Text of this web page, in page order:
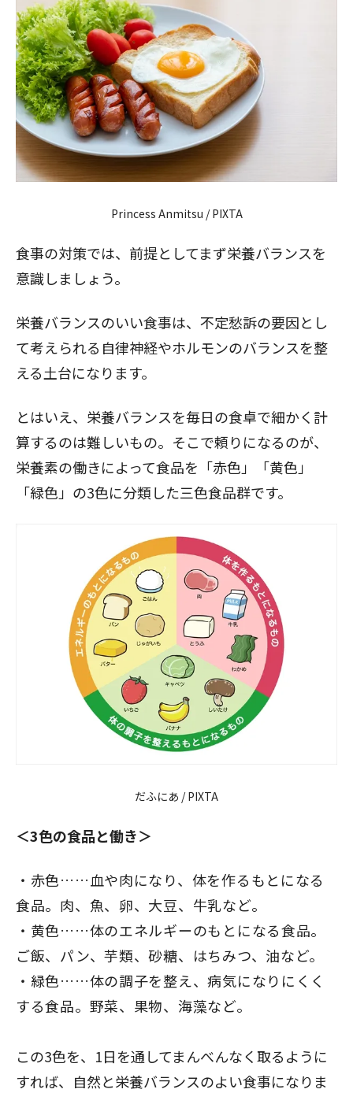
Princess Anmitsu / PIXTA
食事の対策では、前提としてまず栄養バランスを
意識しましょう。
栄養バランスのいい食事は、不定愁訴の要因とし
て考えられる自律神経やホルモンのバランスを整
える土台になります。
とはいえ、栄養バランスを毎日の食卓で細かく計
算するのは難しいもの。そこで頼りになるのが、
栄養素の働きによって食品を「赤色」「黄色」
「緑色」の3色に分類した三色食品群です。
だふにあ / PIXTA
＜3色の食品と働き＞
赤色……血や肉になり、体を作るもとになる
食品。肉、魚、卵、大豆、牛乳など。
黄色……体のエネルギーのもとになる食品。
ご飯、パン、芋類、砂糖、はちみつ、油など。
緑色……体の調子を整え、病気になりにくく
する食品。野菜、果物、海藻など。
この3色を、1日を通してまんべんなく取るように
すれば、自然と栄養バランスのよい食事になりま